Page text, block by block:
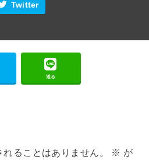
Twitter
送る
ることはありません。 ※ が